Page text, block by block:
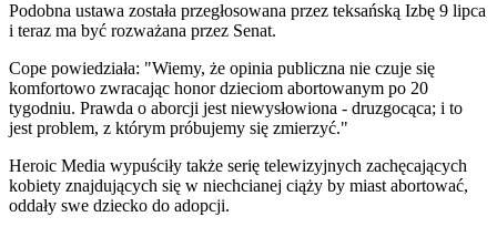
Podobna ustawa została przegłosowana przez teksańską Izbę 9 lipca
i teraz ma być rozważana przez Senat.
Cope powiedziała: "Wiemy, że opinia publiczna nie czuje się
komfortowo zwracając honor dzieciom abortowanym po 20
tygodniu. Prawda o aborcji jest niewysłowiona - druzgocąca; i to
jest problem, z którym próbujemy się zmierzyć."
Heroic Media wypuściły także serię telewizyjnych zachęcających
kobiety znajdujących się w niechcianej ciąży by miast abortować,
oddały swe dziecko do adopcji.